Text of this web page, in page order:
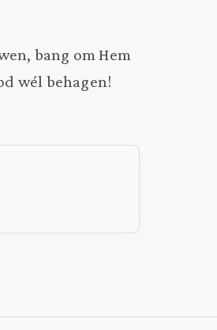
bang om Hem
wél behagen!